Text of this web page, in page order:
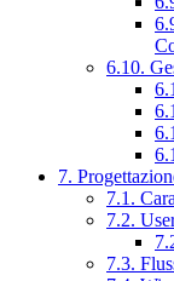
6.10.
7.
7.1.
7.2.
7.3.